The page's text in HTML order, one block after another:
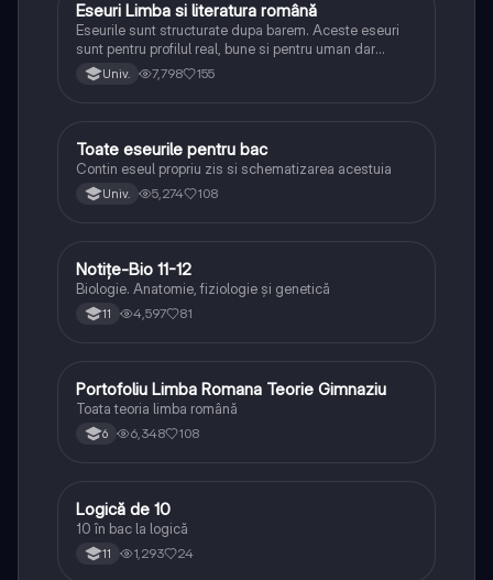
Limba și literatura română
Eseuri Limba si literatura română
Eseurile sunt structurate dupa barem. Aceste eseuri
sunt pentru profilul real, bune si pentru uman dar
lipsesc relatiile dintre personaje si caracrerizarile.
Univ. 7,798 155
Limba și literatura română
Toate eseurile pentru bac
Contin eseul propriu zis si schematizarea acestuia
Univ. 5,274 108
Biologie
Notițe-Bio 11-12
Biologie. Anatomie, fiziologie și genetică
11 4,597 81
Limba și literatura română
Portofoliu Limba Romana Teorie Gimnaziu
Toata teoria limba română
6 6,348 108
Logică
Logică de 10
10 în bac la logică
11 1,293 24